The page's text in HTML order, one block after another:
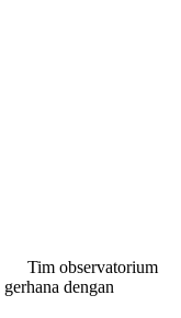
Tim observatorium
dengan